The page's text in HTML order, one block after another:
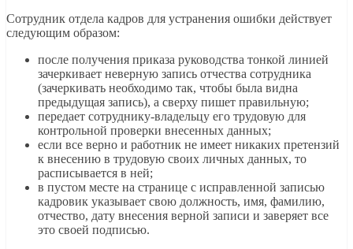
Сотрудник отдела кадров для устранения ошибки действует
следующим образом:
после получения приказа руководства тонкой линией
зачеркивает неверную запись отчества сотрудника
(зачеркивать необходимо так, чтобы была видна
предыдущая запись), а сверху пишет правильную;
передает сотруднику-владельцу его трудовую для
контрольной проверки внесенных данных;
если все верно и работник не имеет никаких претензий
к внесению в трудовую своих личных данных, то
расписывается в ней;
в пустом месте на странице с исправленной записью
кадровик указывает свою должность, имя, фамилию,
отчество, дату внесения верной записи и заверяет все
это своей подписью.